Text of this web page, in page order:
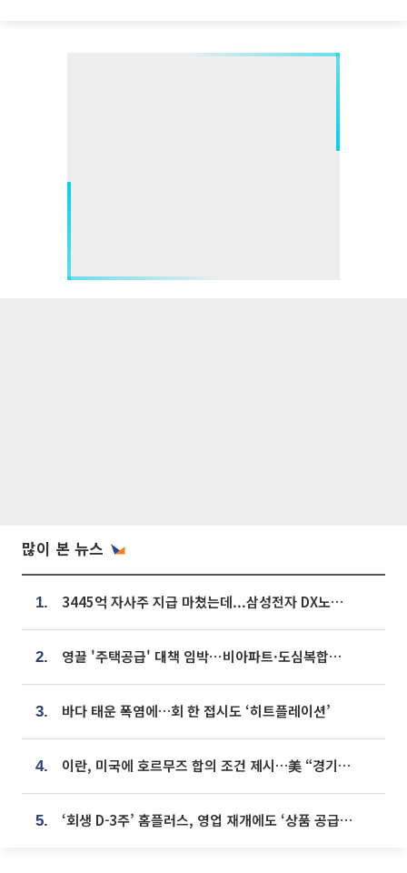
많이 본 뉴스
1. 3445억 자사주 지급 마쳤는데...삼성전자 DX노조, 뒤늦은 '떼쓰기 집회'
2. 영끌 '주택공급' 대책 임박⋯비아파트·도심복합까지 총동원
3. 바다 태운 폭염에…회 한 접시도 ‘히트플레이션’
4. 이란, 미국에 호르무즈 합의 조건 제시…美 “경기 아직 안 끝나” [종합]
5. ‘회생 D-3주’ 홈플러스, 영업 재개에도 ‘상품 공급망’ 복구가 생존 관건